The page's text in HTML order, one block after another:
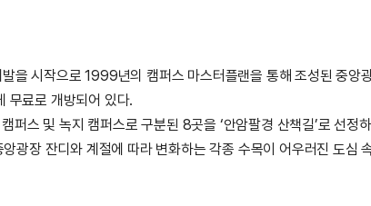
시작으로 1999년의 캠퍼스 마스터플랜을 통해 조성된 중앙
무료로 개방되어 있다.
스 및 녹지 캠퍼스로 구분된 8곳을 ‘안암팔경 산책길’로 선정
광장 잔디와 계절에 따라 변화하는 각종 수목이 어우러진 도심